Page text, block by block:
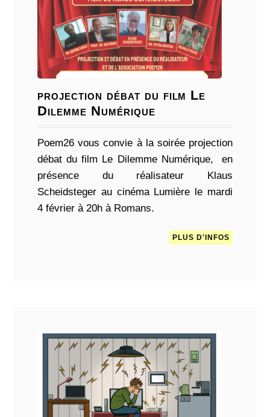
projection débat du film Le
Dilemme Numérique
Poem26 vous convie à la soirée projection
débat du film Le Dilemme Numérique, en
présence du réalisateur Klaus
Scheidsteger au cinéma Lumière le mardi
4 février à 20h à Romans.
PLUS D'INFOS